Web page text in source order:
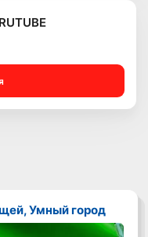
Умный город